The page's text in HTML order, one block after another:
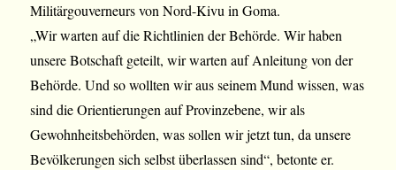
Militärgouverneurs von Nord-Kivu in Goma.
„Wir warten auf die Richtlinien der Behörde. Wir haben
unsere Botschaft geteilt, wir warten auf Anleitung von der
Behörde. Und so wollten wir aus seinem Mund wissen, was
sind die Orientierungen auf Provinzebene, wir als
Gewohnheitsbehörden, was sollen wir jetzt tun, da unsere
Bevölkerungen sich selbst überlassen sind“, betonte er.